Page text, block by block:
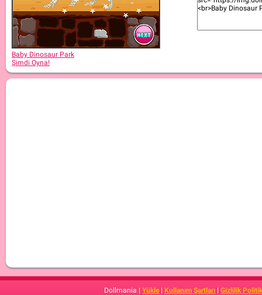
Baby Dinosaur Park
Şimdi Oyna!
Dollmania |Yükle | Kullanım Şartları |Gizlilik